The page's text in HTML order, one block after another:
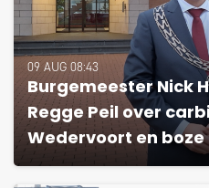
09 AUG 08:43
Burgemeester Nick
Regge Peil over
Wedervoort en